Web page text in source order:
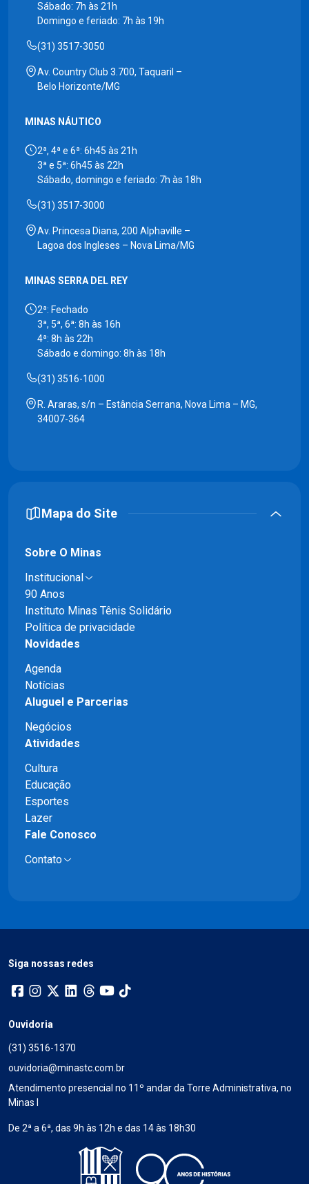
Sábado: 7h às 21h
Domingo e feriado: 7h às 19h
(31) 3517-3050
Av. Country Club 3.700, Taquaril –
Belo Horizonte/MG
MINAS NÁUTICO
2ª, 4ª e 6ª: 6h45 às 21h
3ª e 5ª: 6h45 às 22h
Sábado, domingo e feriado: 7h às 18h
(31) 3517-3000
Av. Princesa Diana, 200 Alphaville –
Lagoa dos Ingleses – Nova Lima/MG
MINAS SERRA DEL REY
2ª: Fechado
3ª, 5ª, 6ª: 8h às 16h
4ª: 8h às 22h
Sábado e domingo: 8h às 18h
(31) 3516-1000
R. Araras, s/n – Estância Serrana, Nova Lima – MG,
34007-364
Mapa do Site
Sobre O Minas
Institucional
90 Anos
Instituto Minas Tênis Solidário
Política de privacidade
Novidades
Agenda
Notícias
Aluguel e Parcerias
Negócios
Atividades
Cultura
Educação
Esportes
Lazer
Fale Conosco
Contato
Siga nossas redes
Ouvidoria
(31) 3516-1370
ouvidoria@minastc.com.br
Atendimento presencial no 11º andar da Torre Administrativa, no
Minas I
De 2ª a 6ª, das 9h às 12h e das 14 às 18h30